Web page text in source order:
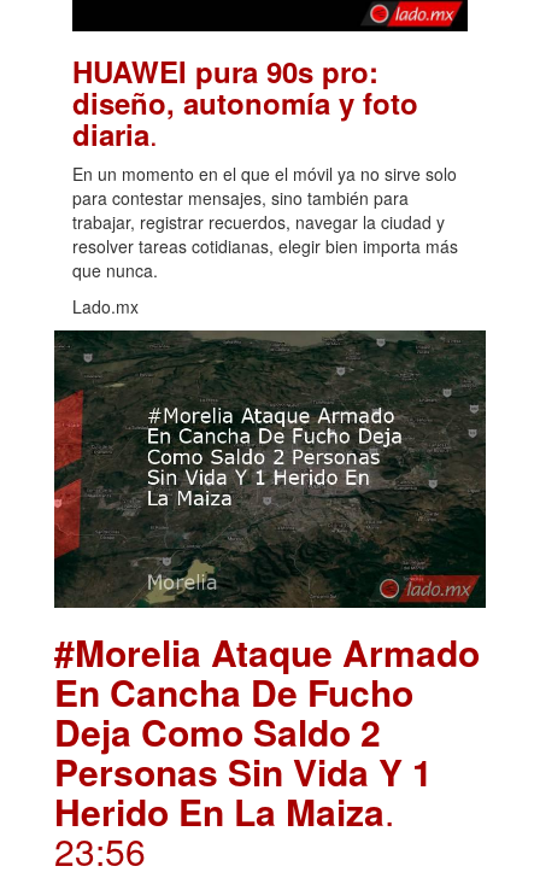
HUAWEI pura 90s pro:
diseño, autonomía y foto
diaria.
En un momento en el que el móvil ya no sirve solo
para contestar mensajes, sino también para
trabajar, registrar recuerdos, navegar la ciudad y
resolver tareas cotidianas, elegir bien importa más
que nunca.
Lado.mx
#Morelia Ataque Armado
En Cancha De Fucho
Deja Como Saldo 2
Personas Sin Vida Y 1
Herido En La Maiza.
23:56